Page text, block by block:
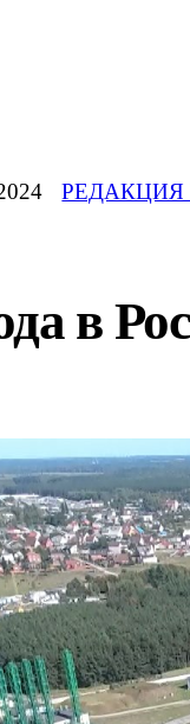
РЕДАКЦИЯ
в